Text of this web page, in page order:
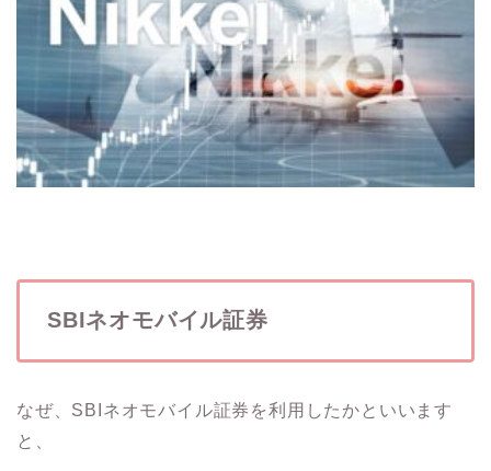
SBIネオモバイル証券
なぜ、SBIネオモバイル証券を利用したかといいます
と、